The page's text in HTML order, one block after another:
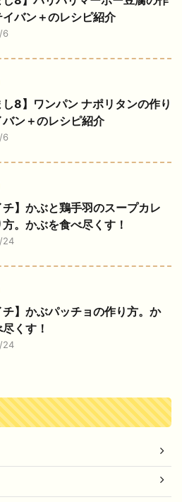
イバン＋のレシピ紹介
6
し8】ワンパン ナポリタンの作り
ン＋のレシピ紹介
6
チ】かぶと鶏手羽のスープカレ
。かぶを食べ尽くす！
24
チ】かぶパッチョの作り方。か
くす！
24